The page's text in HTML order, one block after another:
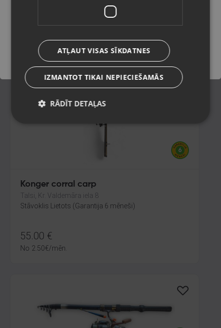
Stāvoklis Lietots (Garantija 6 mēneši)
25.00€
Konger corral carp
Talsi, Kr. Valdemāra iela 8
Stāvoklis Lietots (Garantija 6 mēneši)
55.00 €
No 2.50€/mēn.
Saglabāt
ATĻAUT VISAS SĪKDATNES
IZMANTOT TIKAI NEPIECIEŠAMĀS
RĀDĪT DETAĻAS